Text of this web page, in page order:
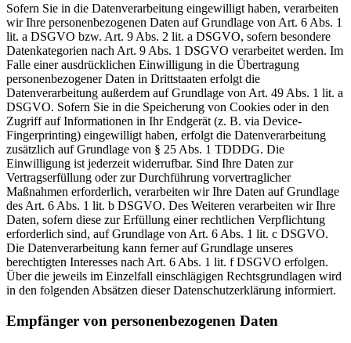
Sofern Sie in die Datenverarbeitung eingewilligt haben, verarbeiten
wir Ihre personenbezogenen Daten auf Grundlage von Art. 6 Abs. 1
lit. a DSGVO bzw. Art. 9 Abs. 2 lit. a DSGVO, sofern besondere
Datenkategorien nach Art. 9 Abs. 1 DSGVO verarbeitet werden. Im
Falle einer ausdrücklichen Einwilligung in die Übertragung
personenbezogener Daten in Drittstaaten erfolgt die
Datenverarbeitung außerdem auf Grundlage von Art. 49 Abs. 1 lit. a
DSGVO. Sofern Sie in die Speicherung von Cookies oder in den
Zugriff auf Informationen in Ihr Endgerät (z. B. via Device-
Fingerprinting) eingewilligt haben, erfolgt die Datenverarbeitung
zusätzlich auf Grundlage von § 25 Abs. 1 TDDDG. Die
Einwilligung ist jederzeit widerrufbar. Sind Ihre Daten zur
Vertragserfüllung oder zur Durchführung vorvertraglicher
Maßnahmen erforderlich, verarbeiten wir Ihre Daten auf Grundlage
des Art. 6 Abs. 1 lit. b DSGVO. Des Weiteren verarbeiten wir Ihre
Daten, sofern diese zur Erfüllung einer rechtlichen Verpflichtung
erforderlich sind, auf Grundlage von Art. 6 Abs. 1 lit. c DSGVO.
Die Datenverarbeitung kann ferner auf Grundlage unseres
berechtigten Interesses nach Art. 6 Abs. 1 lit. f DSGVO erfolgen.
Über die jeweils im Einzelfall einschlägigen Rechtsgrundlagen wird
in den folgenden Absätzen dieser Datenschutzerklärung informiert.
Empfänger von personenbezogenen Daten